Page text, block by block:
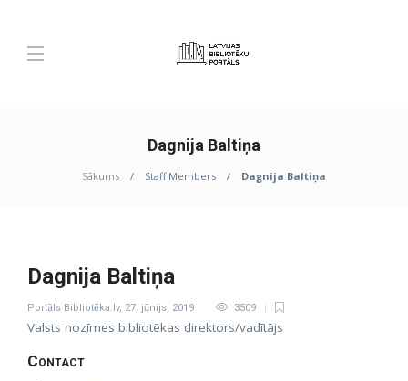
Dagnija Baltiņa
Sākums Staff Members Dagnija Baltiņa
Dagnija Baltiņa
Portāls Bibliotēka.lv, 27. jūnijs, 2019 3509
Valsts nozīmes bibliotēkas direktors/vadītājs
Contact